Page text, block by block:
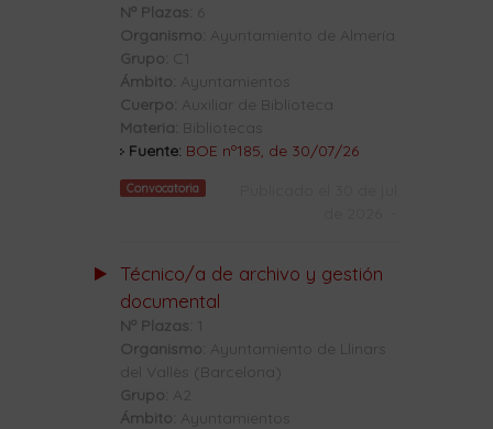
Nº Plazas:
Organismo: Ayuntamiento de Almería
Grupo:
C1
Ámbito: Ayuntamientos
Cuerpo: Auxiliar de Biblioteca
Materia: Bibliotecas
Fuente: BOE nº185, de 30/07/26
Convocatoria
Técnico/a de archivo y gestión
documental
Nº Plazas:
1
Organismo: Ayuntamiento de Llinars
del Vallès (Barcelona)
Grupo: A2
Ámbito: Ayuntamientos